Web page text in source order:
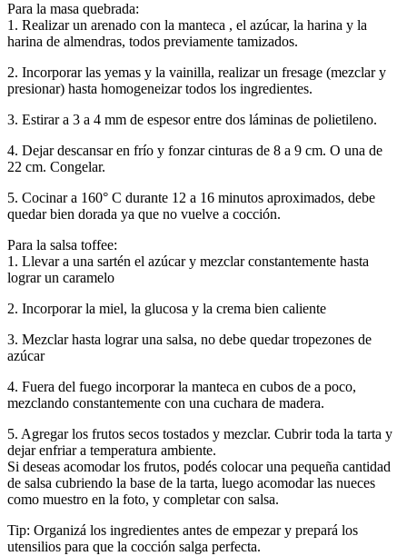
Para la masa quebrada:
1. Realizar un arenado con la manteca , el azúcar, la harina y la
harina de almendras, todos previamente tamizados.
2. Incorporar las yemas y la vainilla, realizar un fresage (mezclar y
presionar) hasta homogeneizar todos los ingredientes.
3. Estirar a 3 a 4 mm de espesor entre dos láminas de polietileno.
4. Dejar descansar en frío y fonzar cinturas de 8 a 9 cm. O una de
22 cm. Congelar.
5. Cocinar a 160° C durante 12 a 16 minutos aproximados, debe
quedar bien dorada ya que no vuelve a cocción.
Para la salsa toffee:
1. Llevar a una sartén el azúcar y mezclar constantemente hasta
lograr un caramelo
2. Incorporar la miel, la glucosa y la crema bien caliente
3. Mezclar hasta lograr una salsa, no debe quedar tropezones de
azúcar
4. Fuera del fuego incorporar la manteca en cubos de a poco,
mezclando constantemente con una cuchara de madera.
5. Agregar los frutos secos tostados y mezclar. Cubrir toda la tarta y
dejar enfriar a temperatura ambiente.
Si deseas acomodar los frutos, podés colocar una pequeña cantidad
de salsa cubriendo la base de la tarta, luego acomodar las nueces
como muestro en la foto, y completar con salsa.
Tip: Organizá los ingredientes antes de empezar y prepará los
utensilios para que la cocción salga perfecta.